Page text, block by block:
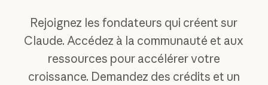
Rejoignez les fondateurs qui créent sur
Claude. Accédez à la communauté et aux
ressources pour accélérervotre
croissance. Demandez des crédits et un